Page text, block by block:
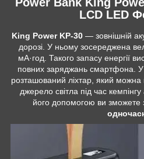
Power Bank King
LCD LED
King Power KP-30— зовнішній
дорозі. У ньому зосереджена
мА·год. Такого запасу енергії
повних заряджань смартфона. У
розташований ліхтар, який можна
джерело світла під час
його допомогою ви зможете